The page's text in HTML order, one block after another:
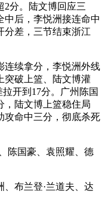
2分。陆文博回应三
中后，李悦洲接连命中
分差，三节结束浙江
连续拿分，李悦洲外线
突破上篮、陆文博灌
开到17分。广州陈国
，陆文博上篮稳住局
攻命中三分，彻底杀死
陈国豪、袁照耀、德
布兰登·兰道夫、达